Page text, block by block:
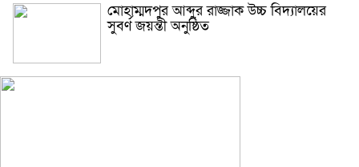
মোহাম্মদপুর আব্দুর রাজ্জাক উচ্চ বিদ্যালয়ের
সুবর্ণ জয়ন্তী অনুষ্ঠিত